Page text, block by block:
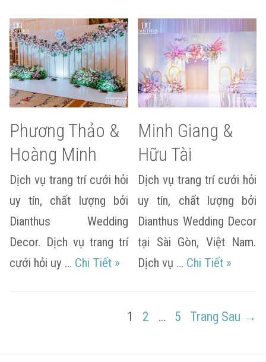
Phương Thảo &
Hoàng Minh
Dịch vụ trang trí cưới hỏi
uy tín, chất lượng bởi
Dianthus Wedding
Decor. Dịch vụ trang trí
cưới hỏi uy … Chi Tiết Phương Thảo & Hoàng Minh
»
Minh Giang &
Hữu Tài
Dịch vụ trang trí cưới hỏi
uy tín, chất lượng bởi
Dianthus Wedding Decor
tại Sài Gòn, Việt Nam.
Dịch vụ … Chi Tiết Minh
»
1 2 … 5 Trang Sau →